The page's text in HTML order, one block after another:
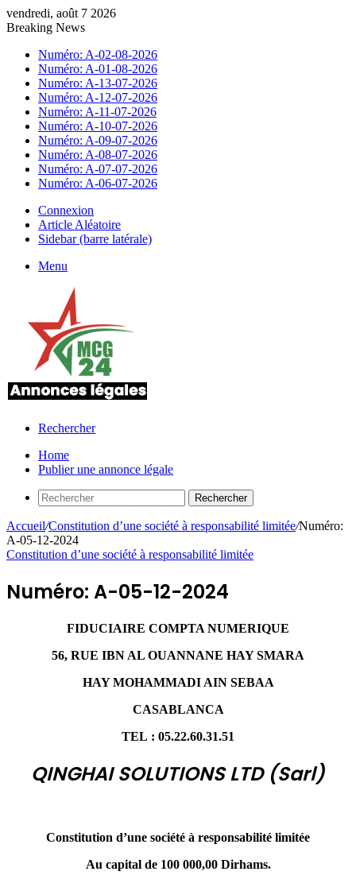
vendredi, août 7 2026
Breaking News
Numéro: A-02-08-2026
Numéro: A-01-08-2026
Numéro: A-13-07-2026
Numéro: A-12-07-2026
Numéro: A-11-07-2026
Numéro: A-10-07-2026
Numéro: A-09-07-2026
Numéro: A-08-07-2026
Numéro: A-07-07-2026
Numéro: A-06-07-2026
Connexion
Article Aléatoire
Sidebar (barre latérale)
Menu
Rechercher
Home
Publier une annonce légale
Rechercher
Accueil/Constitution d’une société à responsabilité limitée/Numéro:
A-05-12-2024
Constitution d’une société à responsabilité limitée
Numéro: A-05-12-2024
FIDUCIAIRE COMPTA NUMERIQUE
56, RUE IBN AL OUANNANE HAY SMARA
HAY MOHAMMADI AIN SEBAA
CASABLANCA
TEL : 05.22.60.31.51
QINGHAI SOLUTIONS LTD (Sarl)
Constitution d’une société à responsabilité limitée
Au capital de 100 000,00 Dirhams.